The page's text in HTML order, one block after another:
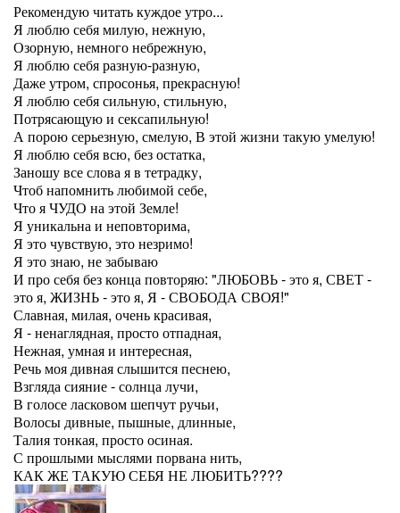
Рекомендую читать куждое утро...
Я люблю себя милую, нежную,
Озорную, немного небрежную,
Я люблю себя разную-разную,
Даже утром, спросонья, прекрасную!
Я люблю себя сильную, стильную,
Потрясающую и сексапильную!
А порою серьезную, смелую, В этой жизни такую умелую!
Я люблю себя всю, без остатка,
Заношу все слова я в тетрадку,
Чтоб напомнить любимой себе,
Что я ЧУДО на этой Земле!
Я уникальна и неповторима,
Я это чувствую, это незримо!
Я это знаю, не забываю
И про себя без конца повторяю: "ЛЮБОВЬ - это я, СВЕТ -
это я, ЖИЗНЬ - это я, Я - СВОБОДА СВОЯ!"
Славная, милая, очень красивая,
Я - ненаглядная, просто отпадная,
Нежная, умная и интересная,
Речь моя дивная слышится песнею,
Взгляда сияние - солнца лучи,
В голосе ласковом шепчут ручьи,
Волосы дивные, пышные, длинные,
Талия тонкая, просто осиная.
С прошлыми мыслями порвана нить,
КАК ЖЕ ТАКУЮ СЕБЯ НЕ ЛЮБИТЬ????